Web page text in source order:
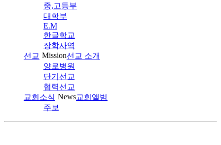
중,고등부
대학부
E.M
한글학교
장학사역
선교 Mission선교 소개
양로병원
단기선교
협력선교
교회소식 News교회앨범
주보